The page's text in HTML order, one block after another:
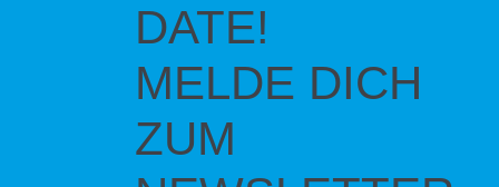
DATE!
MELDE DICH
ZUM